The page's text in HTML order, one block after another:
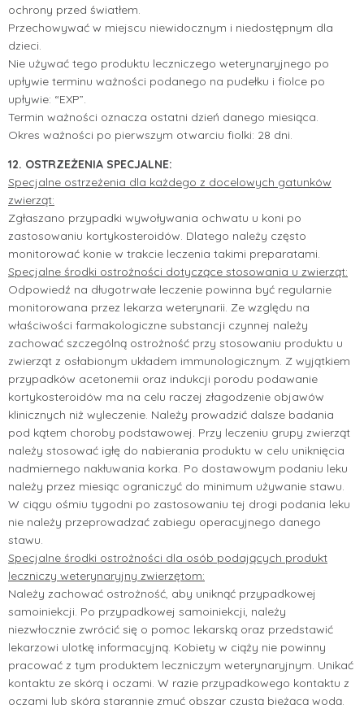
ochrony przed światłem.
Przechowywać w miejscu niewidocznym i niedostępnym dla
dzieci.
Nie używać tego produktu leczniczego weterynaryjnego po
upływie terminu ważności podanego na pudełku i fiolce po
upływie: “EXP”.
Termin ważności oznacza ostatni dzień danego miesiąca.
Okres ważności po pierwszym otwarciu fiolki: 28 dni.
12. OSTRZEŻENIA SPECJALNE:
Specjalne ostrzeżenia dla każdego z docelowych gatunków
zwierząt:
Zgłaszano przypadki wywoływania ochwatu u koni po
zastosowaniu kortykosteroidów. Dlatego należy często
monitorować konie w trakcie leczenia takimi preparatami.
Specjalne środki ostrożności dotyczące stosowania u zwierząt:
Odpowiedź na długotrwałe leczenie powinna być regularnie
monitorowana przez lekarza weterynarii. Ze względu na
właściwości farmakologiczne substancji czynnej należy
zachować szczególną ostrożność przy stosowaniu produktu u
zwierząt z osłabionym układem immunologicznym. Z wyjątkiem
przypadków acetonemii oraz indukcji porodu podawanie
kortykosteroidów ma na celu raczej złagodzenie objawów
klinicznych niż wyleczenie. Należy prowadzić dalsze badania
pod kątem choroby podstawowej. Przy leczeniu grupy zwierząt
należy stosować igłę do nabierania produktu w celu uniknięcia
nadmiernego nakłuwania korka. Po dostawowym podaniu leku
należy przez miesiąc ograniczyć do minimum używanie stawu.
W ciągu ośmiu tygodni po zastosowaniu tej drogi podania leku
nie należy przeprowadzać zabiegu operacyjnego danego
stawu.
Specjalne środki ostrożności dla osób podających produkt
leczniczy weterynaryjny zwierzętom:
Należy zachować ostrożność, aby uniknąć przypadkowej
samoiniekcji. Po przypadkowej samoiniekcji, należy
niezwłocznie zwrócić się o pomoc lekarską oraz przedstawić
lekarzowi ulotkę informacyjną. Kobiety w ciąży nie powinny
pracować z tym produktem leczniczym weterynaryjnym. Unikać
kontaktu ze skórą i oczami. W razie przypadkowego kontaktu z
oczami lub skórą starannie zmyć obszar czystą bieżącą wodą.